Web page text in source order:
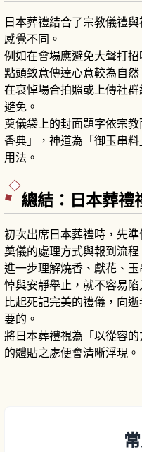
日本葬禮結合了宗教儀禮
感覺不同。
例如在會場應避免大聲打
點頭致意傳達心意較為自然
在哀悼場合拍照或上傳社
避免。
奠儀袋上的封面題字依宗
香典」，神道為「御玉串
用法。
總結：日本葬禮
初次出席日本葬禮時，先
奠儀的處理方式與報到流程
進一步理解燒香、獻花、
悼與安靜舉止，就不容易陷
比起死記完美的禮儀，向
要的。
將日本葬禮視為「以從容
的體貼之處便會清晰浮現。